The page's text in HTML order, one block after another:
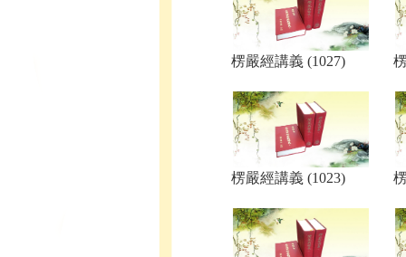
楞嚴經講義 (1027)
楞嚴經講義 (1023)